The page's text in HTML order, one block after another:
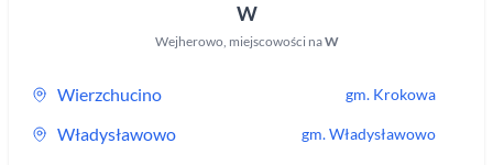
W
Wejherowo, miejscowości naW
Wierzchucino gm. Krokowa
Władysławowo gm.Władysławowo